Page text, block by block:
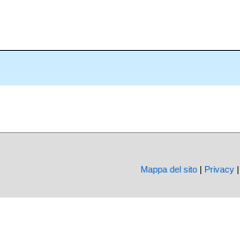
Mappa del sito| Privacy